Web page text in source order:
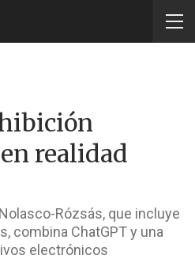
realidad
Rózsás, que incluye
combina ChatGPT y una
electrónicos